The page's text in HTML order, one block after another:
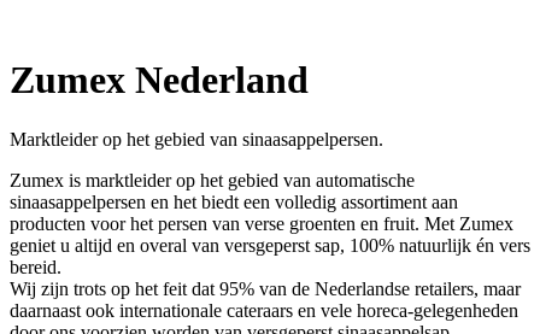
Zumex Nederland
Marktleider op het gebied van sinaasappelpersen.
Zumex is marktleider op het gebied van automatische
sinaasappelpersen en het biedt een volledig assortiment aan
producten voor het persen van verse groenten en fruit. Met Zumex
geniet u altijd en overal van versgeperst sap, 100% natuurlijk én vers
bereid.
Wij zijn trots op het feit dat 95% van de Nederlandse retailers, maar
daarnaast ook internationale cateraars en vele horeca-gelegenheden